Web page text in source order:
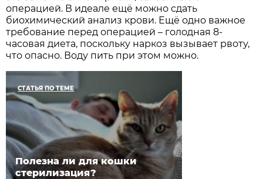
операцией. В идеале ещё можно сдать
биохимический анализ крови. Ещё одно важное
требование перед операцией – голодная 8-
часовая диета, поскольку наркоз вызывает рвоту,
что опасно. Воду пить при этом можно.
СТАТЬЯ ПО ТЕМЕ
Полезна ли для кошки
стерилизация?